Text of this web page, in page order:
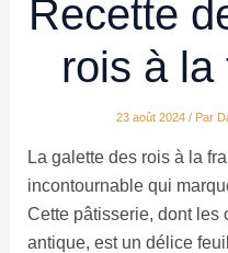
Recette
rois à la
23 août 2024 / Par
La galette des rois à la
incontournable qui
Cette pâtisserie, dont les
antique, est un délice